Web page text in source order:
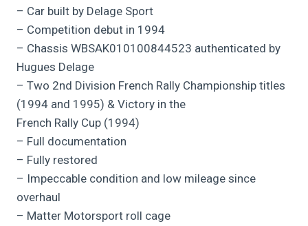
– Car built by Delage Sport
– Competition debut in 1994
– Chassis WBSAK010100844523 authenticated by
Hugues Delage
– Two 2nd Division French Rally Championship titles
(1994 and 1995) & Victory in the
French Rally Cup (1994)
– Full documentation
– Fully restored
– Impeccable condition and low mileage since
overhaul
– Matter Motorsport roll cage